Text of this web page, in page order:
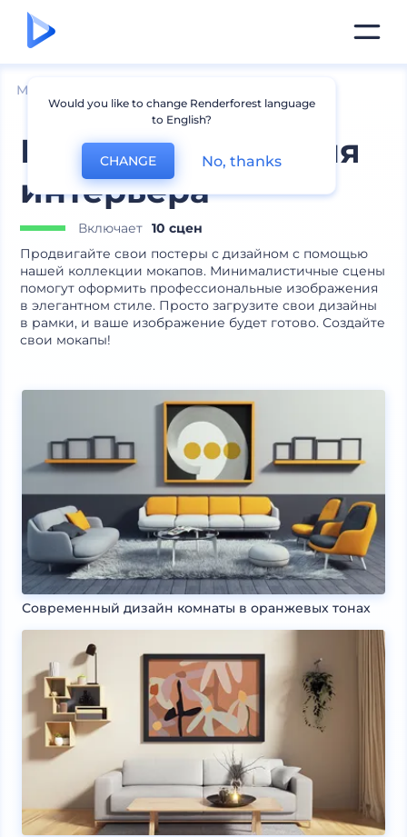
Мокапы
Мокапы рамок для
интерьера
Включает 10 сцен
Продвигайте свои постеры с дизайном с помощью
нашей коллекции мокапов. Минималистичные сцены
помогут оформить профессиональные изображения
в элегантном стиле. Просто загрузите свои дизайны
в рамки, и ваше изображение будет готово. Создайте
свои мокапы!
Современный дизайн комнаты в оранжевых тонах
Would you like to change Renderforest language
to English?
CHANGE No, thanks